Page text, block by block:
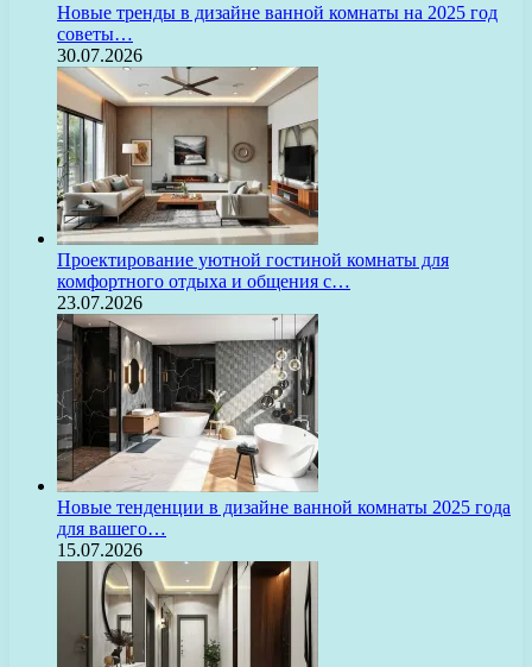
Новые тренды в дизайне ванной комнаты на 2025 год
советы…
30.07.2026
Проектирование уютной гостиной комнаты для
комфортного отдыха и общения с…
23.07.2026
Новые тенденции в дизайне ванной комнаты 2025 года
для вашего…
15.07.2026